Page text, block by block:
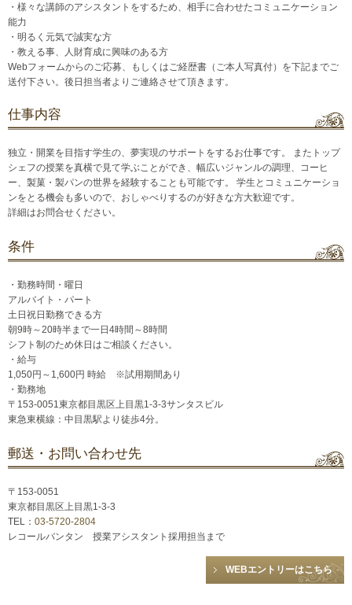
・様々な講師のアシスタントをするため、相手に合わせたコミュニケーション
能力
・明るく元気で誠実な方
・教える事、人財育成に興味のある方
Webフォームからのご応募、もしくはご経歴書（ご本人写真付）を下記までご
送付下さい。後日担当者よりご連絡させて頂きます。
仕事内容
独立・開業を目指す学生の、夢実現のサポートをするお仕事です。 またトップ
シェフの授業を真横で見て学ぶことができ、幅広いジャンルの調理、コーヒ
ー、製菓・製パンの世界を経験することも可能です。 学生とコミュニケーショ
ンをとる機会も多いので、おしゃべりするのが好きな方大歓迎です。
詳細はお問合せください。
条件
・勤務時間・曜日
アルバイト・パート
土日祝日勤務できる方
朝9時～20時半まで一日4時間～8時間
シフト制のため休日はご相談ください。
・給与
1,050円～1,600円 時給 ※試用期間あり
・勤務地
〒153-0051東京都目黒区上目黒1-3-3サンタスビル
東急東横線：中目黒駅より徒歩4分。
郵送・お問い合わせ先
〒153-0051
東京都目黒区上目黒1-3-3
TEL： 03-5720-2804
レコールバンタン 授業アシスタント採用担当まで
WEBエントリーはこちら